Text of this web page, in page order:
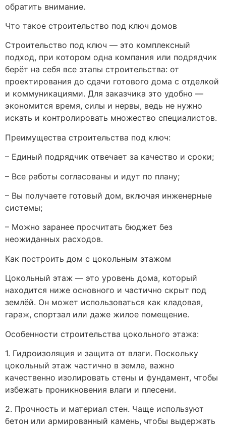
обратить внимание.
Что такое строительство под ключ домов
Строительство под ключ — это комплексный
подход, при котором одна компания или подрядчик
берёт на себя все этапы строительства: от
проектирования до сдачи готового дома с отделкой
и коммуникациями. Для заказчика это удобно —
экономится время, силы и нервы, ведь не нужно
искать и контролировать множество специалистов.
Преимущества строительства под ключ:
– Единый подрядчик отвечает за качество и сроки;
– Все работы согласованы и идут по плану;
– Вы получаете готовый дом, включая инженерные
системы;
– Можно заранее просчитать бюджет без
неожиданных расходов.
Как построить дом с цокольным этажом
Цокольный этаж — это уровень дома, который
находится ниже основного и частично скрыт под
землёй. Он может использоваться как кладовая,
гараж, спортзал или даже жилое помещение.
Особенности строительства цокольного этажа:
1. Гидроизоляция и защита от влаги. Поскольку
цокольный этаж частично в земле, важно
качественно изолировать стены и фундамент, чтобы
избежать проникновения влаги и плесени.
2. Прочность и материал стен. Чаще используют
бетон или армированный камень, чтобы выдержать